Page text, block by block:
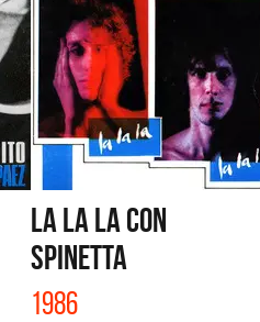
LA LA LA con
Spinetta
1986